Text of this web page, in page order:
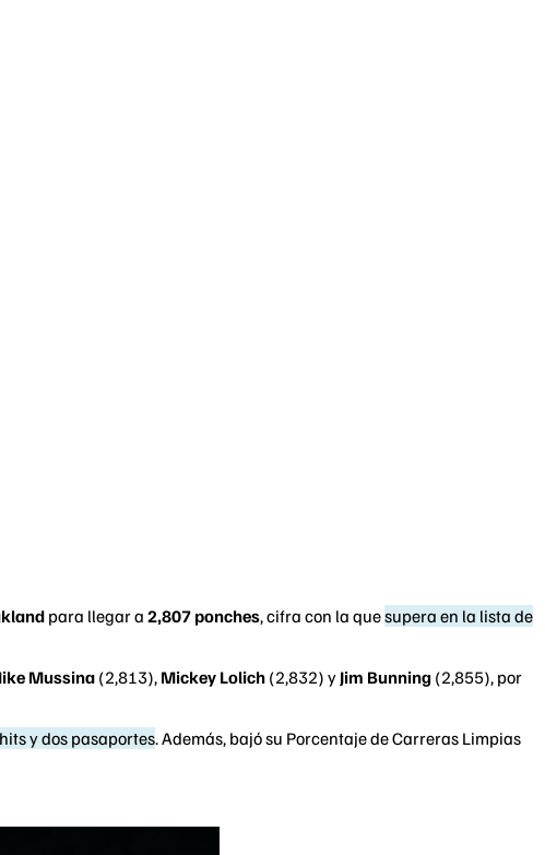
para llegar a 2,807 ponches, cifra con la quesupera en la lista de
Mussina(2,813), Mickey Lolich (2,832) y Jim Bunning (2,855), por
y dos pasaportes. Además, bajó su Porcentaje de Carreras Limpias